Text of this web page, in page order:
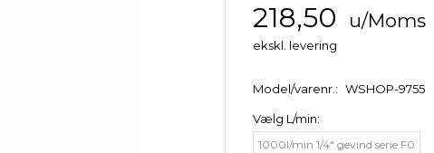
218,50 u/Moms
ekskl. levering
Model/varenr.: WSHOP-9755
Vælg L/min:
1000l/min 1/4" gevind serie F0